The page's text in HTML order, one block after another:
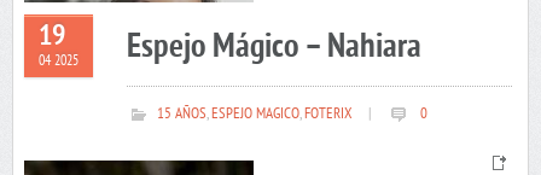
19
04 2025 Espejo Mágico – Nahiara
15 AÑOS,ESPEJO MAGICO,FOTERIX 0